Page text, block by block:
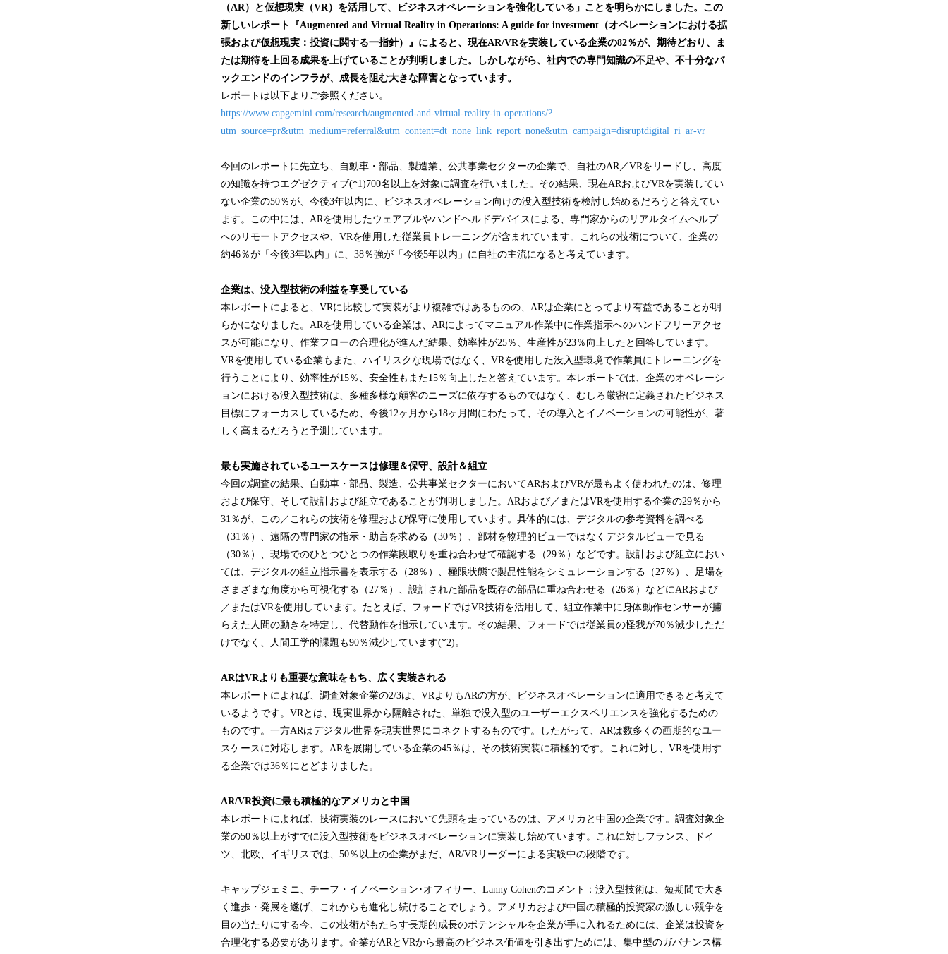
（AR）と仮想現実（VR）を活用して、ビジネスオペレーションを強化している」ことを明らかにしました。この
新しいレポート『Augmented and Virtual Reality in Operations: A guide for investment （オペレーションにおける拡
張および仮想現実：投資に関する一指針）』によると、現在AR/VRを実装 している企業の82％が、 期待どおり、ま
たは期待を上回る成果を上げていることが判明しました。しかしながら、社内での専門知識の不足や、不十分なバ
ックエンドのインフラが、成長を阻む大きな障害となっています。
レポートは以下よりご参照ください。
https://www.capgemini.com/research/augmented-and-virtual-reality-in-operations/?
utm_source=pr&utm_medium=referral&utm_content=dt_none_link_report_none&utm_campaign=disruptdigital_ri_ar-vr
今回のレポートに先立ち、自動車・部品、製造業、公共事業セクターの企業で、自社のAR／VRをリードし、高度
の知識を持つエグゼクティブ(*1)700名以上を対象に調査を行いました。その結果、現在ARおよびVRを実装してい
ない企業の50％が、今後3年以内に、ビジネスオペレーション向けの没入型技術を検討し始めるだろうと答えてい
ます。この中には、ARを使用したウェアブルやハンドヘルドデバイスによる、専門家からのリアルタイムヘルプ
へのリモートアクセスや、VRを使用した従業員トレーニングが含まれています。これらの技術について、企業の
約46％が「今後3年以内」に、38％強が「今後5年以内」に自社の主流になると考えています。
企業は、没入型技術の利益を享受している
本レポートによると、VRに比較して実装がより複雑ではあるものの、ARは企業にとってより有益であることが明
らかになりました。ARを使用している企業は、ARによってマニュアル作業中に作業指示へのハンドフリーアクセ
スが可能になり、作業フローの合理化が進んだ結果、効率性が25％、生産性が23％向上したと回答しています。
VRを使用している企業もまた、ハイリスクな現場ではなく、VRを使用した没入型環境で作業員にトレーニングを
行うことにより、効率性が15％、安全性もまた15％向上したと答えています。本レポートでは、企業のオペレーシ
ョンにおける没入型技術は、多種多様な顧客のニーズに依存するものではなく、むしろ厳密に定義されたビジネス
目標にフォーカスしているため、今後12ヶ月から18ヶ月間にわたって、その導入とイノベーションの可能性が、著
しく高まるだろうと予測しています。
最も実施されているユースケースは修理＆保守、設計＆組立
今回の調査の結果、自動車・部品、製造、公共事業セクターにおいてARおよびVRが最もよく使われたのは、修理
および保守、そして設計および組立であることが判明しました。ARおよび／またはVRを使用する企業の29％から
31％が、この／これらの技術を修理および保守に使用しています。具体的には、デジタルの参考資料を調べる
（31％）、遠隔の専門家の指示・助言を求める（30％）、部材を物理的ビューではなくデジタルビューで見る
（30％）、現場でのひとつひとつの作業段取りを重ね合わせて確認する（29％）などです。設計および組立におい
ては、デジタルの組立指示書を表示する（28％）、極限状態で製品性能をシミュレーションする（27％）、足場を
さまざまな角度から可視化する（27％）、設計された部品を既存の部品に重ね合わせる（26％）などにARおよび
／またはVRを使用しています。たとえば、フォードではVR技術を活用して、組立作業中に身体動作センサーが捕
らえた人間の動きを特定し、代替動作を指示しています。その結果、フォードでは従業員の怪我が70％減少しただ
けでなく、人間工学的課題も90％減少しています(*2)。
ARはVRよりも重要な意味をもち、広く実装される
本レポートによれば、調査対象企業の2/3は、VRよりもARの方が、ビジネスオペレーションに適用できると考えて
いるようです。VRとは、現実世界から隔離された、単独で没入型のユーザーエクスペリエンスを強化するための
ものです。一方ARはデジタル世界を現実世界にコネクトするものです。したがって、ARは数多くの画期的なユー
スケースに対応します。ARを展開している企業の45％は、その技術実装に積極的です。これに対し、VRを使用す
る企業では36％にとどまりました。
AR/VR投資に最も積極的なアメリカと中国
本レポートによれば、技術実装のレースにおいて先頭を走っているのは、アメリカと中国の企業です。調査対象企
業の50％以上がすでに没入型技術をビジネスオペレーションに実装し始めています。これに対しフランス、ドイ
ツ、北欧、イギリスでは、50％以上の企業がまだ、AR/VRリーダーによる実験中の段階です。
キャップジェミニ、チーフ・イノベーション･オフィサー、Lanny Cohenのコメント：没入型技術は、短期間で大き
く進歩・発展を遂げ、これからも進化し続けることでしょう。アメリカおよび中国の積極的投資家の激しい競争を
目の当たりにする今、この技術がもたらす長期的成長のポテンシャルを企業が手に入れるためには、企業は投資を
合理化する必要があります。企業がARとVRから最高のビジネス価値を引き出すためには、集中型のガバナンス構